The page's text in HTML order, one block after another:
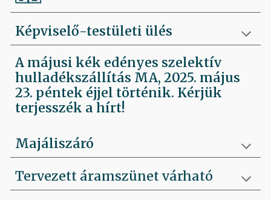
Képviselő-testületi ülés
A májusi kék edényes szelektív
hulladékszállítás MA, 2025. május
23. péntek éjjel történik. Kérjük
terjesszék a hírt!
Majáliszáró
Tervezett áramszünet várható